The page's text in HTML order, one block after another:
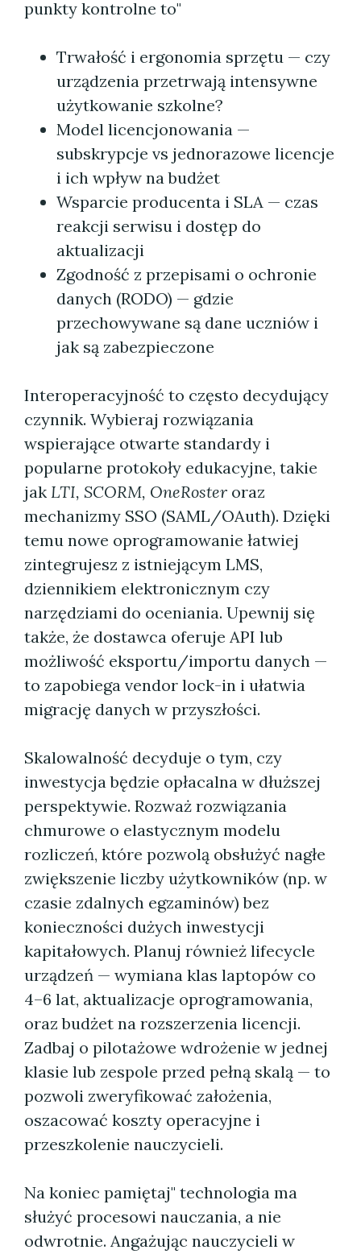
punkty kontrolne to"
Trwałość i ergonomia sprzętu — czy
urządzenia przetrwają intensywne
użytkowanie szkolne?
Model licencjonowania —
subskrypcje vs jednorazowe licencje
i ich wpływ na budżet
Wsparcie producenta i SLA — czas
reakcji serwisu i dostęp do
aktualizacji
Zgodność z przepisami o ochronie
danych (RODO) — gdzie
przechowywane są dane uczniów i
jak są zabezpieczone
Interoperacyjność to często decydujący
czynnik. Wybieraj rozwiązania
wspierające otwarte standardy i
popularne protokoły edukacyjne, takie
jak LTI, SCORM, OneRoster oraz
mechanizmy SSO (SAML/OAuth). Dzięki
temu nowe oprogramowanie łatwiej
zintegrujesz z istniejącym LMS,
dziennikiem elektronicznym czy
narzędziami do oceniania. Upewnij się
także, że dostawca oferuje API lub
możliwość eksportu/importu danych —
to zapobiega vendor lock-in i ułatwia
migrację danych w przyszłości.
Skalowalność decyduje o tym, czy
inwestycja będzie opłacalna w dłuższej
perspektywie. Rozważ rozwiązania
chmurowe o elastycznym modelu
rozliczeń, które pozwolą obsłużyć nagłe
zwiększenie liczby użytkowników (np. w
czasie zdalnych egzaminów) bez
konieczności dużych inwestycji
kapitałowych. Planuj również lifecycle
urządzeń — wymiana klas laptopów co
4–6 lat, aktualizacje oprogramowania,
oraz budżet na rozszerzenia licencji.
Zadbaj o pilotażowe wdrożenie w jednej
klasie lub zespole przed pełną skalą — to
pozwoli zweryfikować założenia,
oszacować koszty operacyjne i
przeszkolenie nauczycieli.
Na koniec pamiętaj" technologia ma
służyć procesowi nauczania, a nie
odwrotnie. Angażując nauczycieli w